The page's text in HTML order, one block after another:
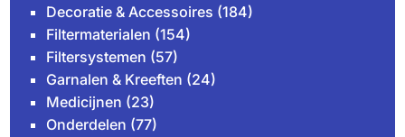
Decoratie & Accessoires (184)
Filtermaterialen (154)
Filtersystemen (57)
Garnalen & Kreeften (24)
Medicijnen (23)
Onderdelen (77)